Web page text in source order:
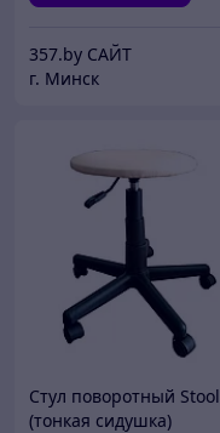
357.by САЙТ
г. Минск
Стул поворотный Stool
(тонкая сидушка)